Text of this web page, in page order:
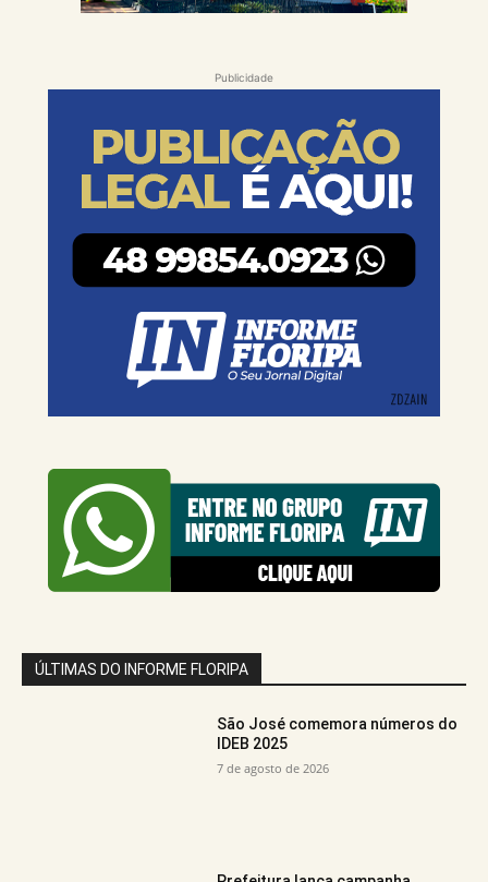
Publicidade
ÚLTIMAS DO INFORME FLORIPA
São José comemora números do
IDEB 2025
7 de agosto de 2026